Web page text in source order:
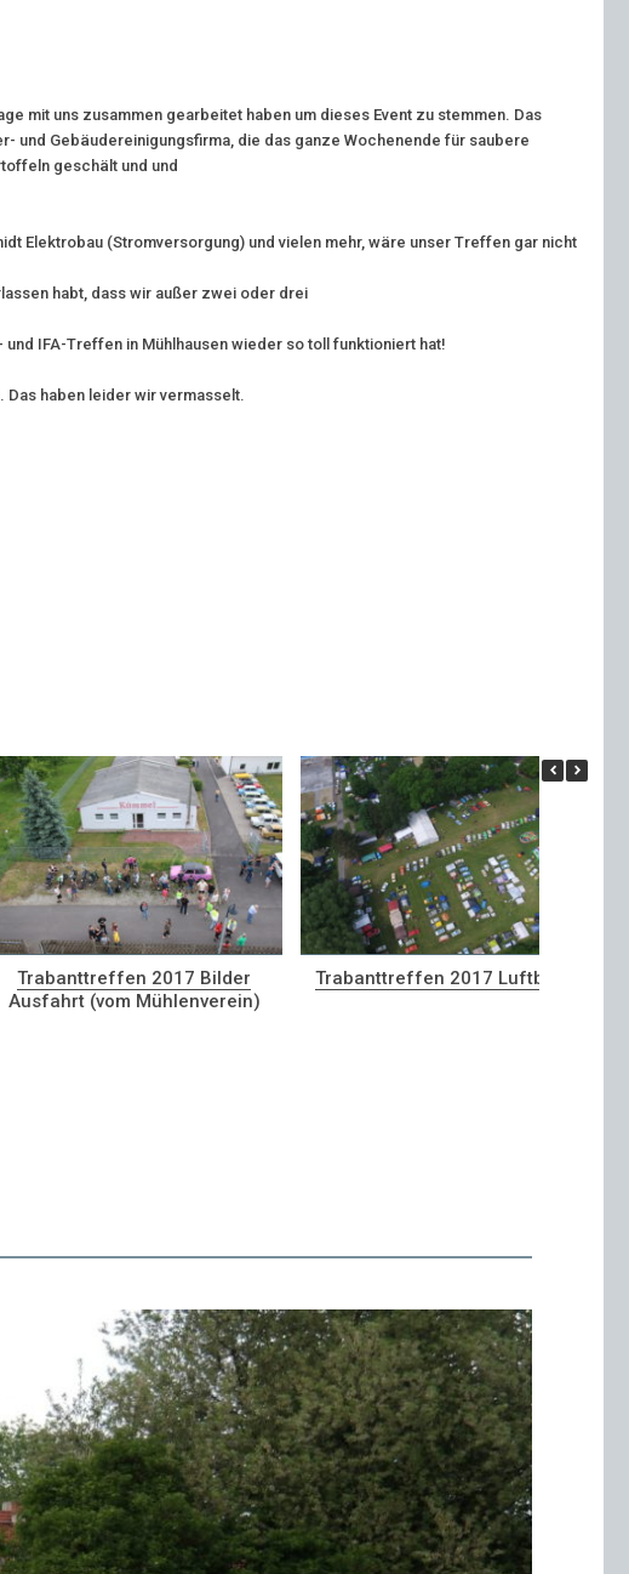
mit uns zusammen gearbeitet haben um dieses Event zu stemmen. Das
und Gebäudereinigungsfirma, die das ganze Wochenende für saubere
geschält und und
Elektrobau (Stromversorgung) und vielen mehr, wäre unser Treffen gar nicht
habt, dass wir außer zwei oder drei
- und IFA-Treffen in Mühlhausen wieder so toll funktioniert hat!
haben leider wir vermasselt.
Trabanttreffen 2017 Bilder
Ausfahrt (vom Mühlenverein)
Trabanttreffen 2017 Luftbilder